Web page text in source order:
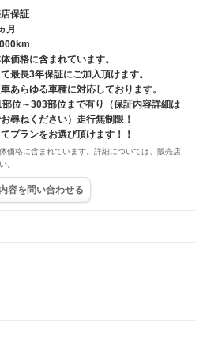
保証
月
価格に含まれています。
最長3年保証にご加入頂けます。
あらゆる車種に対応しております。
位～303部位まで有り（保証内容詳細は
尋ねください）走行無制限！
プランをお選び頂けます！！
価格に含まれています。詳細については、販売店
。
容を問い合わせる